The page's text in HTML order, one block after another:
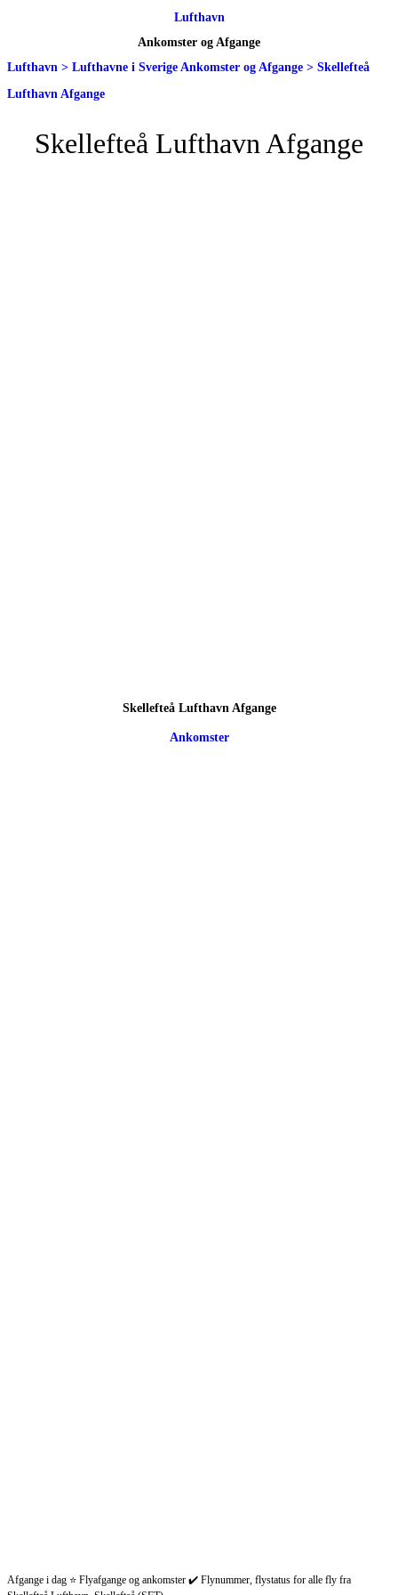
Lufthavn
Ankomster og Afgange
Lufthavn > Lufthavne i Sverige Ankomster og Afgange > Skellefteå
Lufthavn Afgange
Skellefteå Lufthavn Afgange
Skellefteå Lufthavn Afgange
Ankomster
Afgange i dag ⭐ Flyafgange og ankomster ✔️ Flynummer, flystatus for alle fly fra